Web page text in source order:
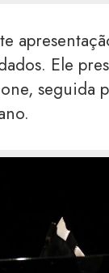
Ele
seguida